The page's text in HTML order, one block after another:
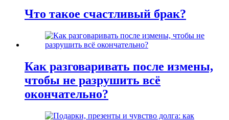
Что такое счастливый брак?
Как разговаривать после измены,
чтобы не разрушить всё
окончательно?